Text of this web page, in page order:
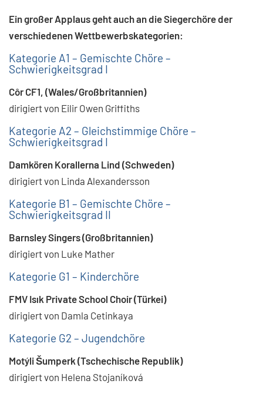
Ein großer Applaus geht auch an die Siegerchöre der
verschiedenen Wettbewerbskategorien:
Kategorie A1 – Gemischte Chöre –
Schwierigkeitsgrad I
Côr CF1, (Wales/Großbritannien)
dirigiert von Eilir Owen Griffiths
Kategorie A2 – Gleichstimmige Chöre –
Schwierigkeitsgrad I
Damkören Korallerna Lind (Schweden)
dirigiert von Linda Alexandersson
Kategorie B1 – Gemischte Chöre –
Schwierigkeitsgrad II
Barnsley Singers (Großbritannien)
dirigiert von Luke Mather
Kategorie G1 – Kinderchöre
FMV Isık Private School Choir (Türkei)
dirigiert von Damla Cetinkaya
Kategorie G2 – Jugendchöre
Motýli Šumperk (Tschechische Republik)
dirigiert von Helena Stojaníková